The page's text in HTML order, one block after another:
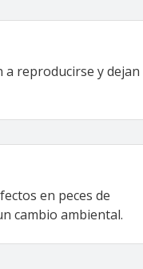
a reproducirse y dejan
en peces de
cambio ambiental.